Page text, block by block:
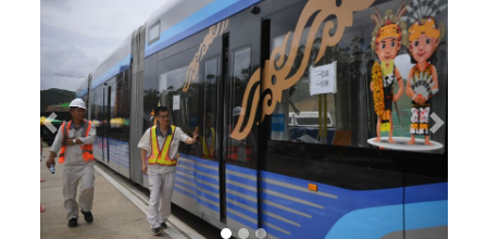
Previous Next